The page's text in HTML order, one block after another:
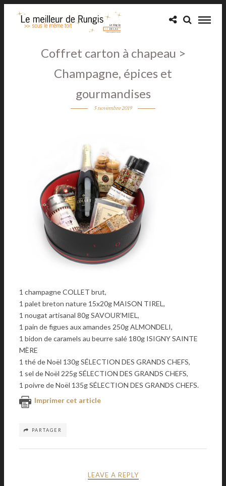
Coffret carton à chapeau >
Champagne, épices et
gourmandises
5 novembre 2019
1 champagne COLLET brut,
1 palet breton nature 15x20g MAISON TIREL,
1 nougat artisanal 80g SAVOUR’MIEL,
1 pain de figues aux amandes 250g ALMONDELI,
1 bidon de caramels au beurre salé 180g ISIGNY SAINTE
MÈRE
1 thé de Noël 130g SÉLECTION DES GRANDS CHEFS,
1 sel de Noël 225g SÉLECTION DES GRANDS CHEFS,
1 poivre de Noël 135g SÉLECTION DES GRANDS CHEFS.
Imprimer cet article
PARTAGER
LEAVE A REPLY